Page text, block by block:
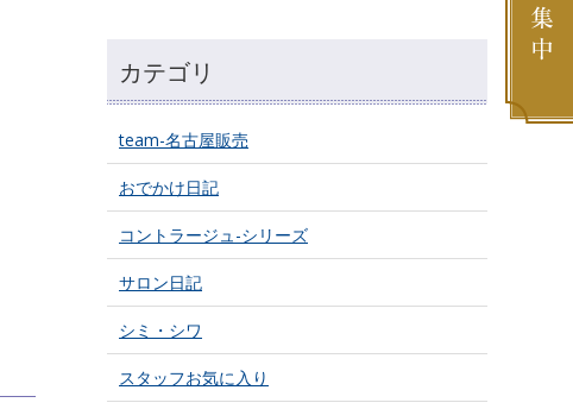
カテゴリ
team-名古屋販売
おでかけ日記
コントラージュ-シリーズ
サロン日記
シミ・シワ
スタッフお気に入り